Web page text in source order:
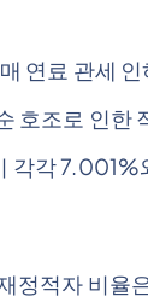
연료 관세
호조로 인
각각
정적자 비